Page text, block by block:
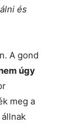
és
A gond
úgy
meg a